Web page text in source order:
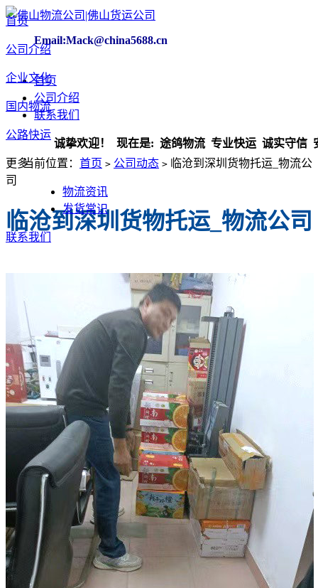
Email:Mack@china5688.cn
首页
公司介绍
联系我们
诚挚欢迎！ 现在是:途鸽物流 专业快运 诚实守信 安全放
首页
公司介绍
企业文化
国内物流
公路快运
更多
物流资讯
发货常识
联系我们
当前位置： 首页 > 公司动态 > 临沧到深圳货物托运_物流公
司
临沧到深圳货物托运_物流公司